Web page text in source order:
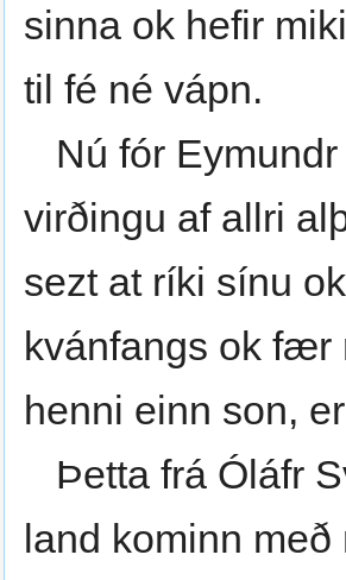
sinna ok hefir
til fé né vápn.
Nú fór
virðingu af allri
sezt at ríki sínu
kvánfangs ok fær
henni einn son,
Þetta frá Óláfr
land kominn